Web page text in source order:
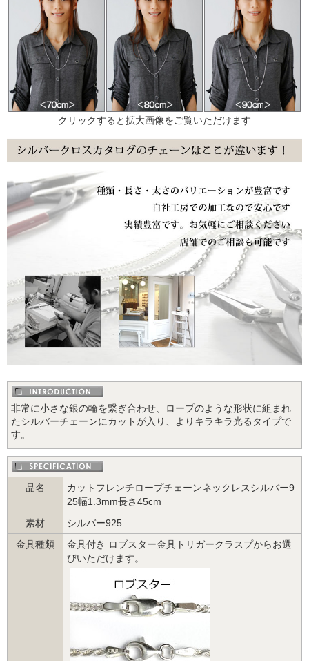
クリックすると拡大画像をご覧いただけます
非常に小さな銀の輪を繋ぎ合わせ、ロープのような形状に組まれ
たシルバーチェーンにカットが入り、よりキラキラ光るタイプで
す。
品名
カットフレンチロープチェーンネックレスシルバー9
25幅1.3mm長さ45cm
素材
シルバー925
金具種類
金具付き ロブスター金具トリガークラスプからお選
びいただけます。